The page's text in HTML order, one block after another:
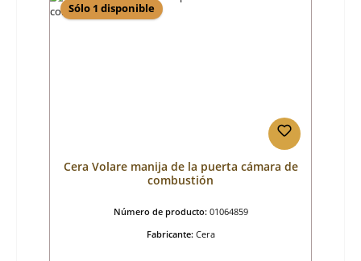
Sólo 1 disponible
Cera Volare manija de la puerta cámara de
combustión
Número de producto: 01064859
Fabricante: Cera